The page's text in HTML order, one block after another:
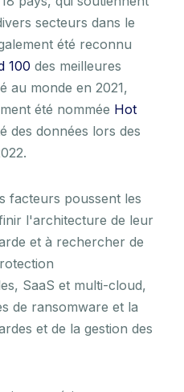
secteurs dans le
été reconnu
100 des meilleures
au monde en 2021,
été nommée Hot
des données lors des
facteurs poussent les
l'architecture de leur
et à rechercher de
SaaS et multi-cloud,
de ransomware et la
et de la gestion des